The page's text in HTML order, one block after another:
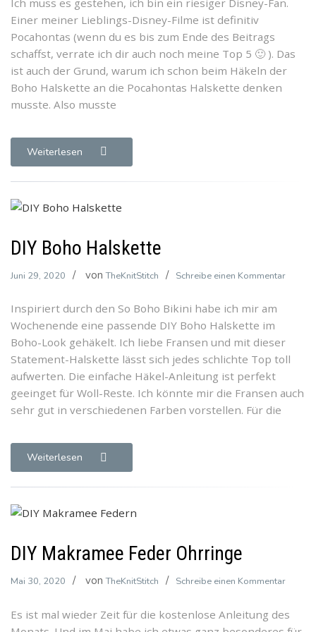
Einer meiner Lieblings-Disney-Filme ist definitiv
Pocahontas (wenn du es bis zum Ende des Beitrags
schaffst, verrate ich dir auch noch meine Top 5 🙂 ). Das
ist auch der Grund, warum ich schon beim Häkeln der
Boho Halskette an die Pocahontas Halskette denken
musste. Also musste
Weiterlesen
DIY Boho Halskette
Juni 29, 2020 vonTheKnitStitch Schreibe einen Kommentarzu
Inspiriert durch den So Boho Bikini habe ich mir am
Wochenende eine passende DIY Boho Halskette im
Boho-Look gehäkelt. Ich liebe Fransen und mit dieser
Statement-Halskette lässt sich jedes schlichte Top toll
aufwerten. Die einfache Häkel-Anleitung ist perfekt
geeinget für Woll-Reste. Ich könnte mir die Fransen auch
sehr gut in verschiedenen Farben vorstellen. Für die
Weiterlesen
DIY Makramee Feder Ohrringe
Mai 30, 2020 vonTheKnitStitch Schreibe einen Kommentarzu
Es ist mal wieder Zeit für die kostenlose Anleitung des